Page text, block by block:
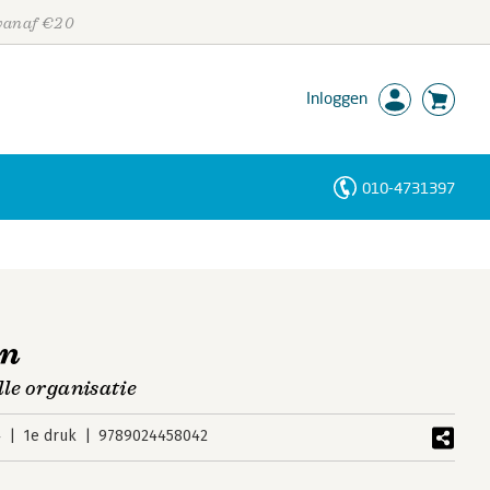
€20
Inloggen
010-4731397
organisatie
1e druk 9789024458042
Personen